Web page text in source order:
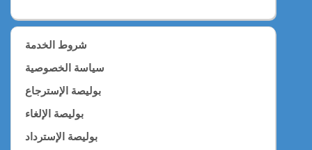
شروط الخدمة
سياسة الخصوصية
بوليصة الإسترجاع
بوليصة الإلغاء
بوليصة الإسترداد